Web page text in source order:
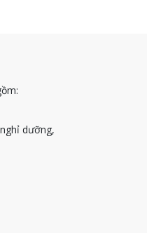
dưỡng,